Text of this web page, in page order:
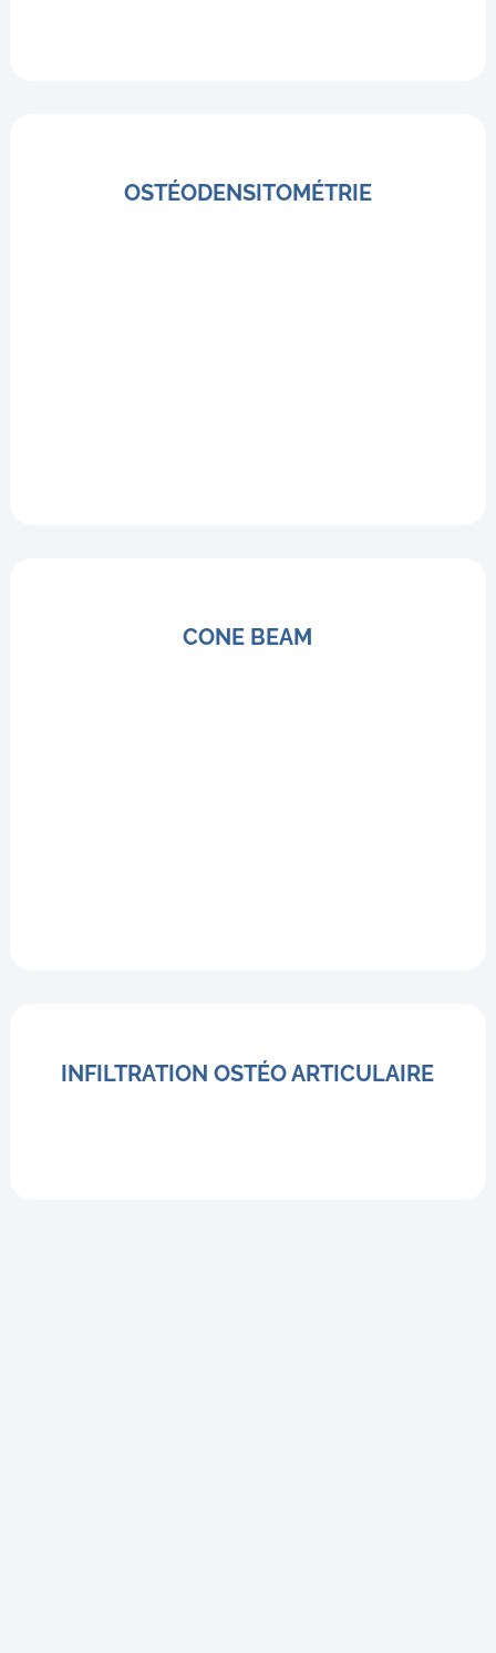
OSTÉODENSITOMÉTRIE
CONE BEAM
INFILTRATION OSTÉO ARTICULAIRE